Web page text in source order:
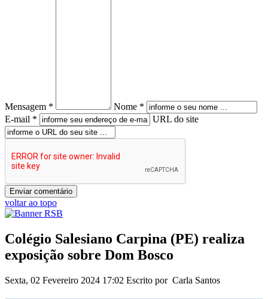
Mensagem *
Nome *
E-mail *
URL do site
voltar ao topo
Colégio Salesiano Carpina (PE) realiza
exposição sobre Dom Bosco
Sexta, 02 Fevereiro 2024 17:02 Escrito por Carla Santos